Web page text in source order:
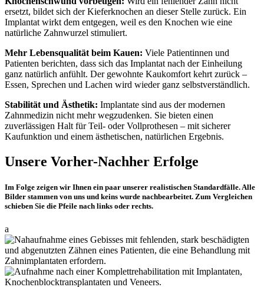
ersetzt, bildet sich der Kieferknochen an dieser Stelle zurück. Ein
Implantat wirkt dem entgegen, weil es den Knochen wie eine
natürliche Zahnwurzel stimuliert.
Mehr Lebensqualität beim Kauen: Viele Patientinnen und
Patienten berichten, dass sich das Implantat nach der Einheilung
ganz natürlich anfühlt. Der gewohnte Kaukomfort kehrt zurück –
Essen, Sprechen und Lachen wird wieder ganz selbstverständlich.
Stabilität und Ästhetik: Implantate sind aus der modernen
Zahnmedizin nicht mehr wegzudenken. Sie bieten einen
zuverlässigen Halt für Teil- oder Vollprothesen – mit sicherer
Kaufunktion und einem ästhetischen, natürlichen Ergebnis.
Unsere Vorher-Nachher Erfolge
Im Folge zeigen wir Ihnen ein paar unserer realistischen Standardfälle. Alle
Bilder stammen von uns und keins wurde nachbearbeitet. Zum Vergleichen
schieben Sie die Pfeile nach links oder rechts.
a